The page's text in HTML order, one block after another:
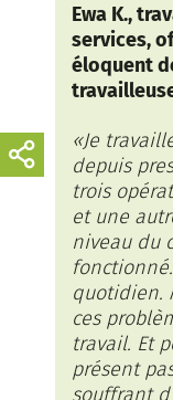
Ewa K.,
services,
éloquent
«Je
depuis
trois
et une
niveau du
quotidien.
ces
travail. Et
présent
souffrant